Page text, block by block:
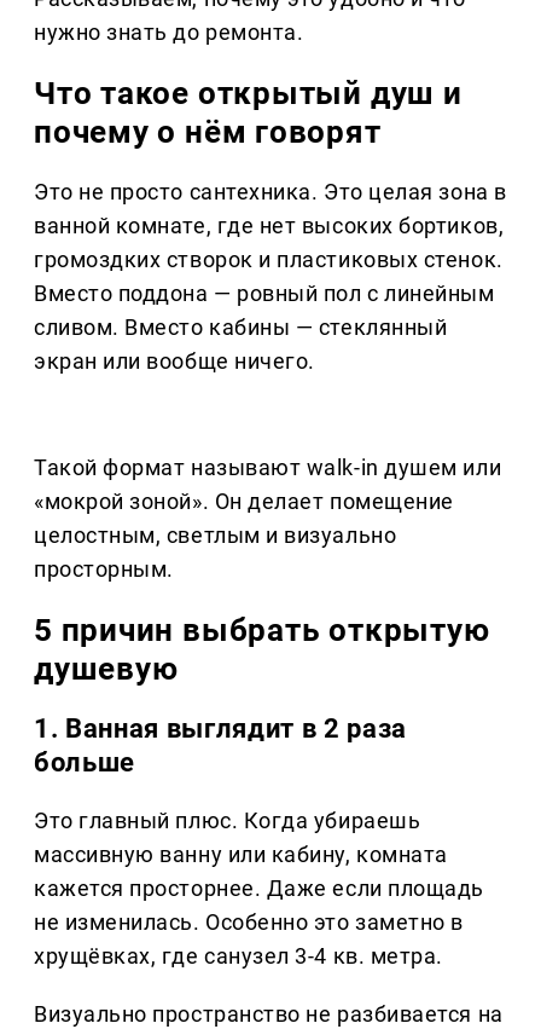
нужно знать до ремонта.
Что такое открытый душ и
почему о нём говорят
Это не просто сантехника. Это целая зона в
ванной комнате, где нет высоких бортиков,
громоздких створок и пластиковых стенок.
Вместо поддона — ровный пол с линейным
сливом. Вместо кабины — стеклянный
экран или вообще ничего.
Такой формат называют walk-in душем или
«мокрой зоной». Он делает помещение
целостным, светлым и визуально
просторным.
5 причин выбрать открытую
душевую
1. Ванная выглядит в 2 раза
больше
Это главный плюс. Когда убираешь
массивную ванну или кабину, комната
кажется просторнее. Даже если площадь
не изменилась. Особенно это заметно в
хрущёвках, где санузел 3-4 кв. метра.
Визуально пространство не разбивается на